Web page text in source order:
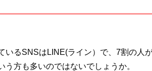
いるSNSはLINE(ライン）で、7割の人
う方も多いのではないでしょうか。